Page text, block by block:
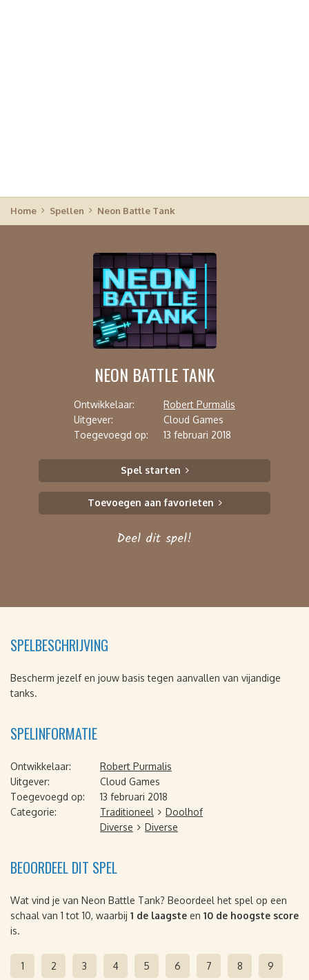
Home Spellen Neon Battle Tank
NEON BATTLE TANK
Ontwikkelaar:
Robert Purmalis
Uitgever:
Cloud Games
Toegevoegd op:
13 februari 2018
Spel starten
Toevoegen aan favorieten
Deel dit spel!
SPELBESCHRIJVING
Bescherm jezelf en jouw basis tegen aanvallen van vijandige
tanks.
SPELINFORMATIE
Ontwikkelaar:
Robert Purmalis
Uitgever:
Cloud Games
Toegevoegd op:
13 februari 2018
Categorie:
Traditioneel
Doolhof
Diverse
Diverse
BEOORDEEL DIT SPEL
Wat vind je van Neon Battle Tank? Beoordeel het spel op een
schaal van 1 tot 10, waarbij 1 de laagste en 10 de hoogste score
is.
1 2 3 4 5 6 7 8 9